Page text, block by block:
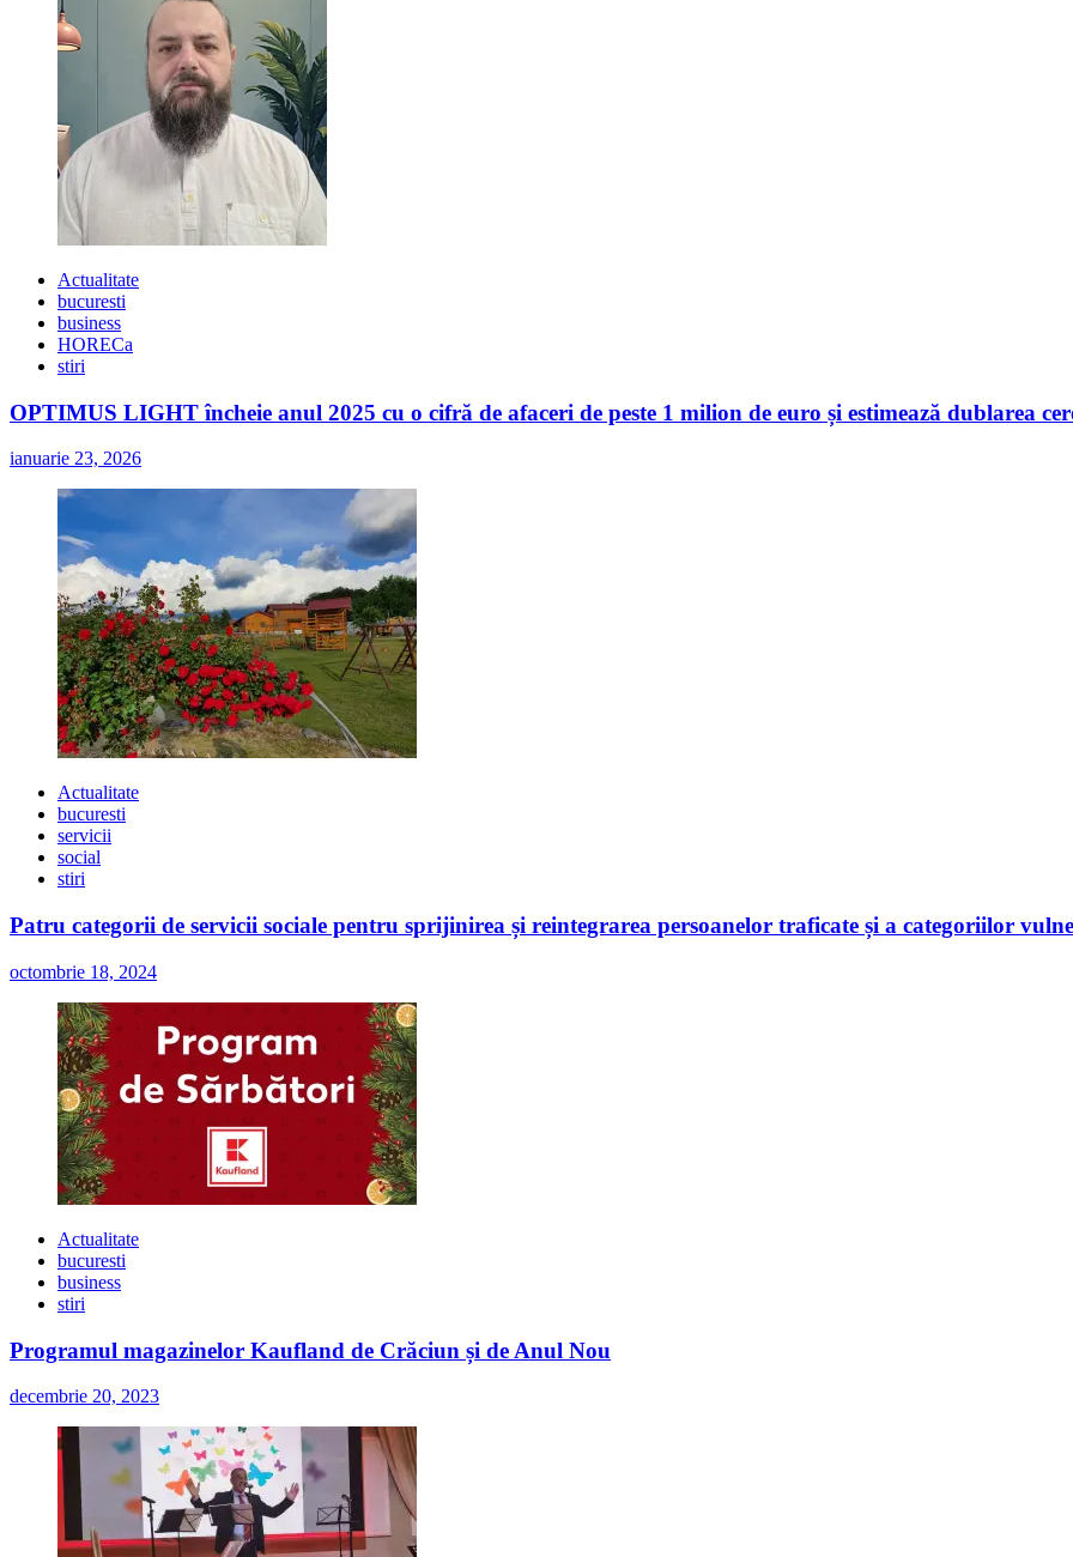
Garden
Actualitate
bucuresti
business
HORECa
stiri
OPTIMUS LIGHT încheie anul 2025 cu o cifră de afaceri de peste 1 milion de euro și estimează dublarea
ianuarie 23, 2026
Actualitate
bucuresti
servicii
social
stiri
Patru categorii de servicii sociale pentru sprijinirea și reintegrarea persoanelor traficate și a categoriilor
octombrie 18, 2024
Actualitate
bucuresti
business
stiri
Programul magazinelor Kaufland de Crăciun și de Anul Nou
decembrie 20, 2023